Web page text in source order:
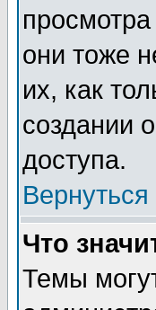
они тоже
их, как
создании
доступа.
Что
Темы